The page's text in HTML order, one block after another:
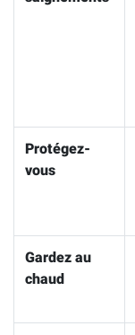
Protégez-
vous
Gardez au
chaud